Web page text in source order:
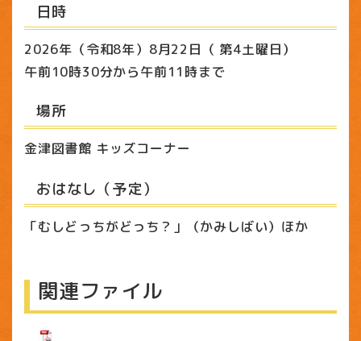
日時
2026年（令和8年）8月22日（ 第4土曜日）
午前10時30分から午前11時まで
場所
金津図書館 キッズコーナー
おはなし（予定）
「むしどっちがどっち？」（かみしばい）ほか
関連ファイル